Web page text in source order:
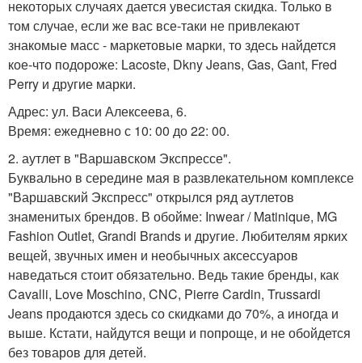
некоторых случаях дается увесистая скидка. Только в
том случае, если же вас все-таки не привлекают
знакомые масс - маркетовые марки, то здесь найдется
кое-что подороже: Lacoste, Dkny Jeans, Gas, Gant, Fred
Perry и другие марки.
Адрес: ул. Васи Алексеева, 6.
Время: ежедневно с 10: 00 до 22: 00.
2. аутлет в "Варшавском Экспрессе".
Буквально в середине мая в развлекательном комплексе
"Варшавский Экспресс" открылся ряд аутлетов
знаменитых брендов. В обойме: Inwear / Matinique, MG
Fashion Outlet, Grandi Brands и другие. Любителям ярких
вещей, звучных имен и необычных аксессуаров
наведаться стоит обязательно. Ведь такие бренды, как
Cavalli, Love Moschino, CNC, Pierre Cardin, Trussardi
Jeans продаются здесь со скидками до 70%, а иногда и
выше. Кстати, найдутся вещи и попроще, и не обойдется
без товаров для детей.